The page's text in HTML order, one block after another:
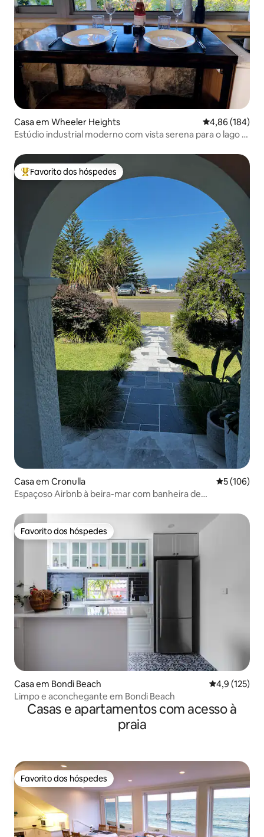
Casa em Wheeler Heights Classificação
4,86 (184)
Estúdio industrial moderno com vista serena para o lago e
Favoritos dos hóspedes mais apreciados
Favorito dos hóspedes
Casa em Cronulla
5 (106)
Espaçoso Airbnb à beira-mar com banheira de
Favorito dos hóspedes
Favorito dos hóspedes
Casa em Bondi Beach Classificação
4,9 (125)
Limpo e aconchegante em Bondi Beach
Casas e apartamentos com acesso à
praia
Favorito dos hóspedes
Favorito dos hóspedes